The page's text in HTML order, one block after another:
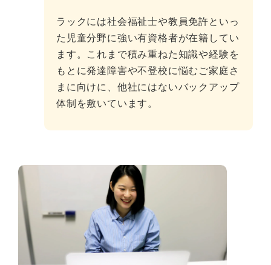
ラックには社会福祉士や教員免許といっ
た児童分野に強い有資格者が在籍してい
ます。これまで積み重ねた知識や経験を
もとに発達障害や不登校に悩むご家庭さ
まに向けに、他社にはないバックアップ
体制を敷いています。